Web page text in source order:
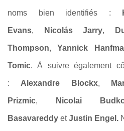
noms bien identifiés :
Evans, Nicolás Jarry,
Thompson,Yannick
Tomic. À suivre également
: Alexandre Blockx,
Prizmic, Nicolai
Basavareddy etJustin Engel.